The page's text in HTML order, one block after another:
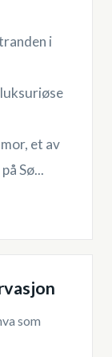
i
et av
Sø...
som